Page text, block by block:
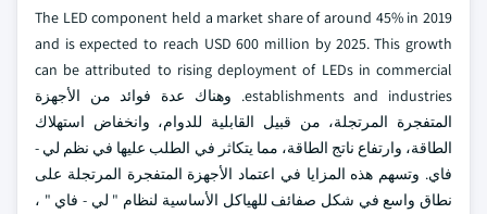
The LED component held a market share of around 45% in 2019
and is expected to reach USD 600 million by 2025. This growth
can be attributed to rising deployment of LEDs in commercial
establishments and industries. وهناك عدة فوائد من الأجهزة
المتفجرة المرتجلة، من قبيل القابلية للدوام، وانخفاض استهلاك
الطاقة، وارتفاع ناتج الطاقة، مما يتكاثر في الطلب عليها في نظم لي -
فاي. وتسهم هذه المزايا في اعتماد الأجهزة المتفجرة المرتجلة على
نطاق واسع في شكل صفائف للهياكل الأساسية لنظام " لي - فاي " ،